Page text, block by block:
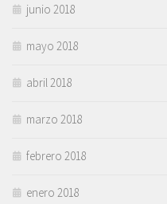
junio 2018
mayo 2018
abril 2018
marzo 2018
febrero 2018
enero 2018